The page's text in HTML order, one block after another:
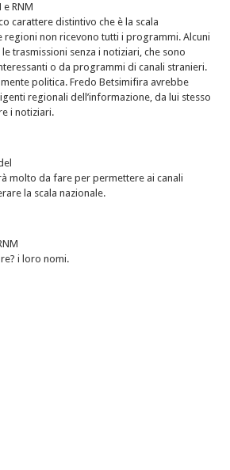
RNM
carattere distintivo che è la scala
regioni non ricevono tutti i programmi. Alcuni
trasmissioni senza i notiziari, che sono
o da programmi di canali stranieri.
politica. Fredo Betsimifira avrebbe
regionali dell’informazione, da lui stesso
i notiziari.
molto da fare per permettere ai canali
la scala nazionale.
i loro nomi.